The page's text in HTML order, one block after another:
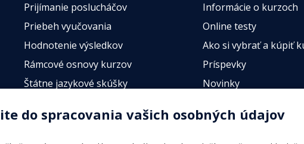
Prijímanie poslucháčov
Priebeh vyučovania
Hodnotenie výsledkov
Rámcové osnovy kurzov
Štátne jazykové skúšky
Informácie o kurzoch
Online testy
Ako si vybrať a kúpiť
Príspevky
Novinky
do spracovania vašich osobných údajov